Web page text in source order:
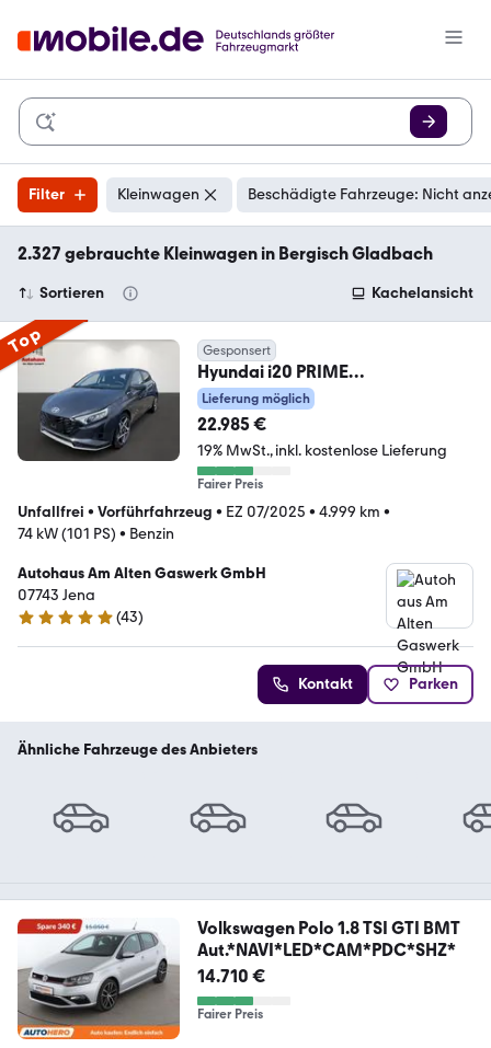
Filter Kleinwagen Beschädigte Fahrzeuge: Nicht
2.327 gebrauchte Kleinwagen in Bergisch Gladbach
Sortieren Kachelansicht
Top Gesponsert
Hyundai i20 PRIME
NAVI+SITZHZG+LENKRADHZG+KA
MERA+APPLE/A
Lieferung möglich
22.985 €
19% MwSt. inkl. kostenlose Lieferung
Fairer Preis
Unfallfrei • Vorführfahrzeug • EZ 07/2025 • 4.999 km •
74 kW (101 PS) • Benzin
Autohaus Am Alten Gaswerk GmbH
07743 Jena
5 Sterne
(43)
Kontakt Parken
Ähnliche Fahrzeuge des Anbieters
Volkswagen Polo 1.8 TSI GTI BMT
Aut.*NAVI*LED*CAM*PDC*SHZ*
14.710 €
Fairer Preis